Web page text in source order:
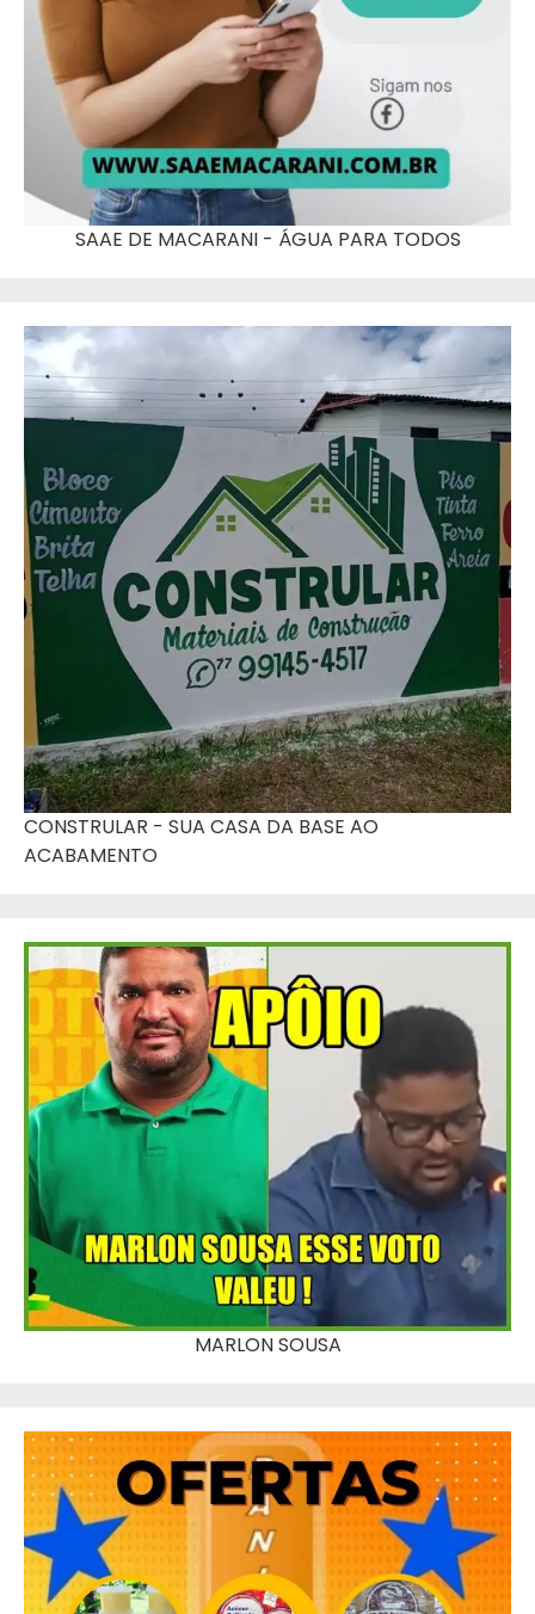
SAAE DE MACARANI - ÁGUA PARA TODOS
CONSTRULAR - SUA CASA DA BASE AO
ACABAMENTO
MARLON SOUSA